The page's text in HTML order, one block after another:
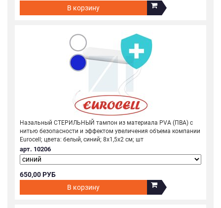
В корзину
Назальный СТЕРИЛЬНЫЙ тампон из материала PVA (ПВА) с
нитью безопасности и эффектом увеличения объема компании
Eurocell; цвета: белый, синий; 8х1,5х2 см; шт
арт. 10206
650,00 РУБ
В корзину